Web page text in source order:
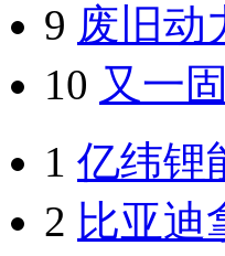
9 废旧动
10 又一
1 亿纬锂
2 比亚迪